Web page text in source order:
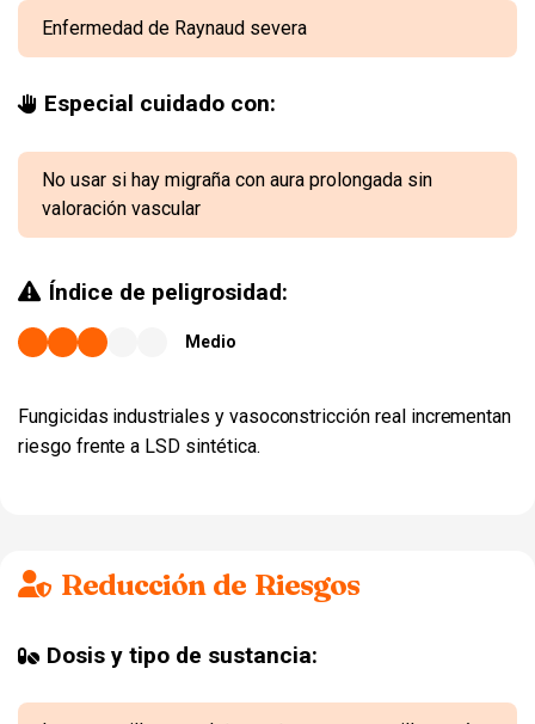
Enfermedad de Raynaud severa
Especial cuidado con:
No usar si hay migraña con aura prolongada sin
valoración vascular
Índice de peligrosidad:
Medio
Fungicidas industriales y vasoconstricción real incrementan
riesgo frente a LSD sintética.
Reducción de Riesgos
Dosis y tipo de sustancia: